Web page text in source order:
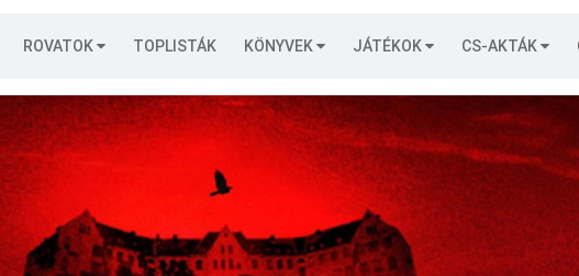
ROVATOK TOPLISTÁK KÖNYVEK JÁTÉKOK CS-AKTÁK